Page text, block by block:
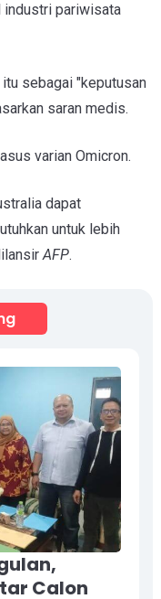
industri pariwisata
sebagai "keputusan
saran medis.
varian Omicron.
dapat
untuk lebih
AFP.
Calon